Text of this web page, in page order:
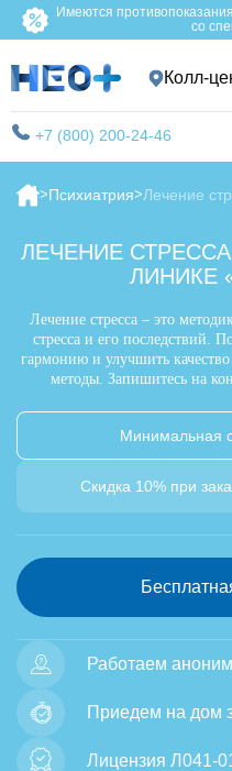
Имеются
со
Колл-
+7 (800) 200-24-46
Психиатрия Лечение
ЛЕЧЕНИЕ
ЛИНИКЕ
Лечение стресса – это
стресса и его последствий.
гармонию и улучшить
методы. Запишитесь на
Минимальная
Скидка 10% при
Работаем
Приедем на дом
Лицензия Л041-